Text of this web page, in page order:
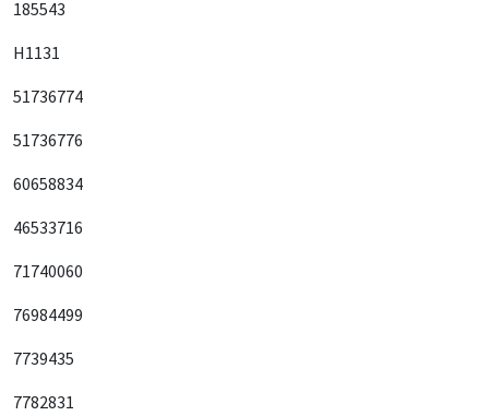
185543
H1131
51736774
51736776
60658834
46533716
71740060
76984499
7739435
7782831